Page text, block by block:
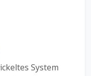
System